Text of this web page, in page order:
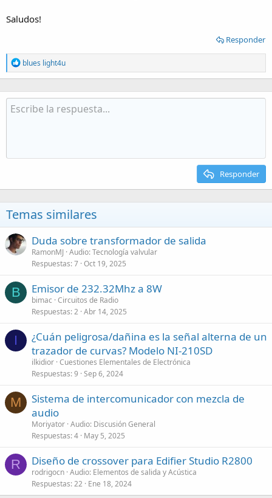
Saludos!
Responder
R
e
a
c
t
i
blues light4u
Responder
Temas similares
Duda sobre transformador de salida
RamonMJ Audio: Tecnología valvular
Respuestas 7 Oct 19, 2025
B Emisor de 232.32Mhz a 8W
bimac Circuitos de Radio
Respuestas 2 Abr 14, 2025
I
¿Cuán peligrosa/dañina es la señal alterna de un
trazador de curvas? Modelo NI-210SD
ilkidior Cuestiones Elementales de Electrónica
Respuestas 9 Sep 6, 2024
M
Sistema de intercomunicador con mezcla de
audio
Moriyator Audio: Discusión General
Respuestas 4 May 5, 2025
R Diseño de crossover para Edifier Studio R2800
rodrigocn Audio: Elementos de salida y Acústica
Respuestas 22 Ene 18, 2024